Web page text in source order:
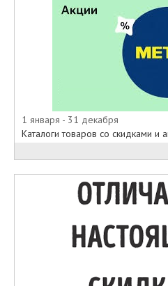
1 января - 31 декабря
Каталоги товаров со скидками